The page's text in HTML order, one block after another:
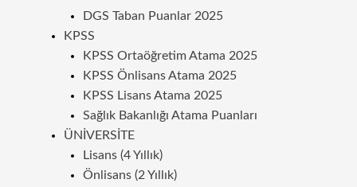
DGS Taban Puanlar 2025
KPSS
KPSS Ortaöğretim Atama 2025
KPSS Önlisans Atama 2025
KPSS Lisans Atama 2025
Sağlık Bakanlığı Atama Puanları
ÜNIVERSITE
Lisans (4 Yıllık)
Önlisans (2 Yıllık)